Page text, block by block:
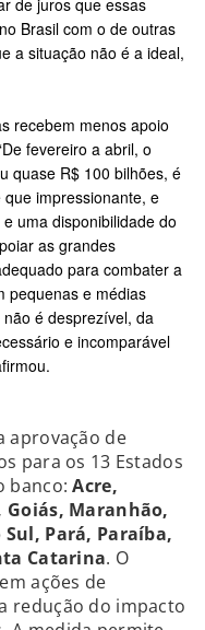
Brasil com o de outras
a situação não é a ideal,
recebem menos apoio
fevereiro a abril, o
quase R$ 100 bilhões, é
impressionante, e
uma disponibilidade do
as grandes
para combater a
pequenas e médias
é desprezível, da
e incomparável
aprovação de
para os 13 Estados
banco:Acre,
Maranhão,
Pará, Paraíba,
Catarina. O
ações de
redução do impacto